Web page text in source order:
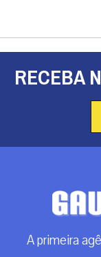
RECEBA
A primeira